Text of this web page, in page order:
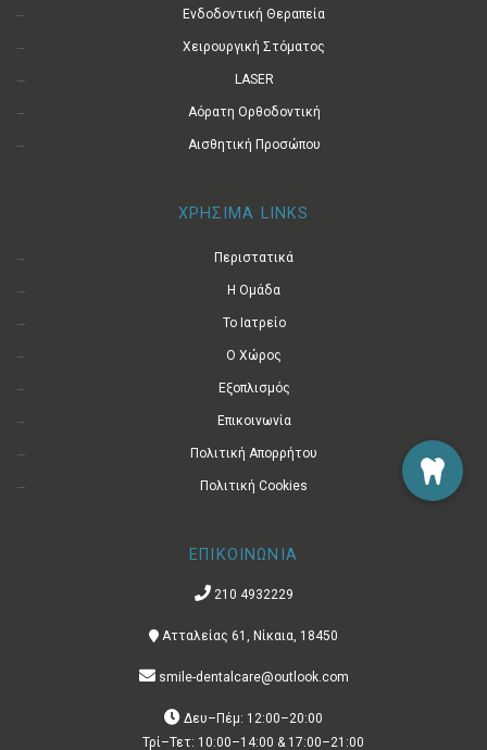
Ενδοδοντική Θεραπεία
Χειρουργική Στόματος
LASER
Αόρατη Ορθοδοντική
Αισθητική Προσώπου
ΧΡΗΣΙΜΑ LINKS
Περιστατικά
Η Ομάδα
Το Ιατρείο
Ο Χώρος
Εξοπλισμός
Επικοινωνία
Πολιτική Απορρήτου
Πολιτική Cookies
ΕΠΙΚΟΙΝΩΝΙΑ
210 4932229
Ατταλείας 61, Νίκαια, 18450
smile-dentalcare@outlook.com
Δευ–Πέμ: 12:00–20:00
Τρί–Τετ: 10:00–14:00 & 17:00–21:00